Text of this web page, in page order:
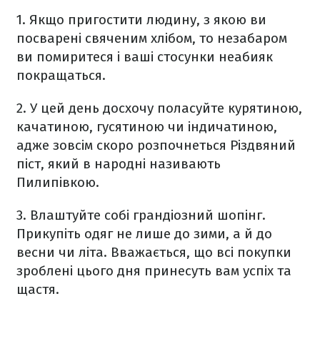
1. Якщо пригостити людину, з якою ви
посварені свяченим хлібом, то незабаром
ви помиритеся і ваші стосунки неабияк
покращаться.
2. У цей день досхочу поласуйте курятиною,
качатиною, гусятиною чи індичатиною,
адже зовсім скоро розпочнеться Різдвяний
піст, який в народні називають
Пилипівкою.
3. Влаштуйте собі грандіозний шопінг.
Прикупіть одяг не лише до зими, а й до
весни чи літа. Вважається, що всі покупки
зроблені цього дня принесуть вам успіх та
щастя.